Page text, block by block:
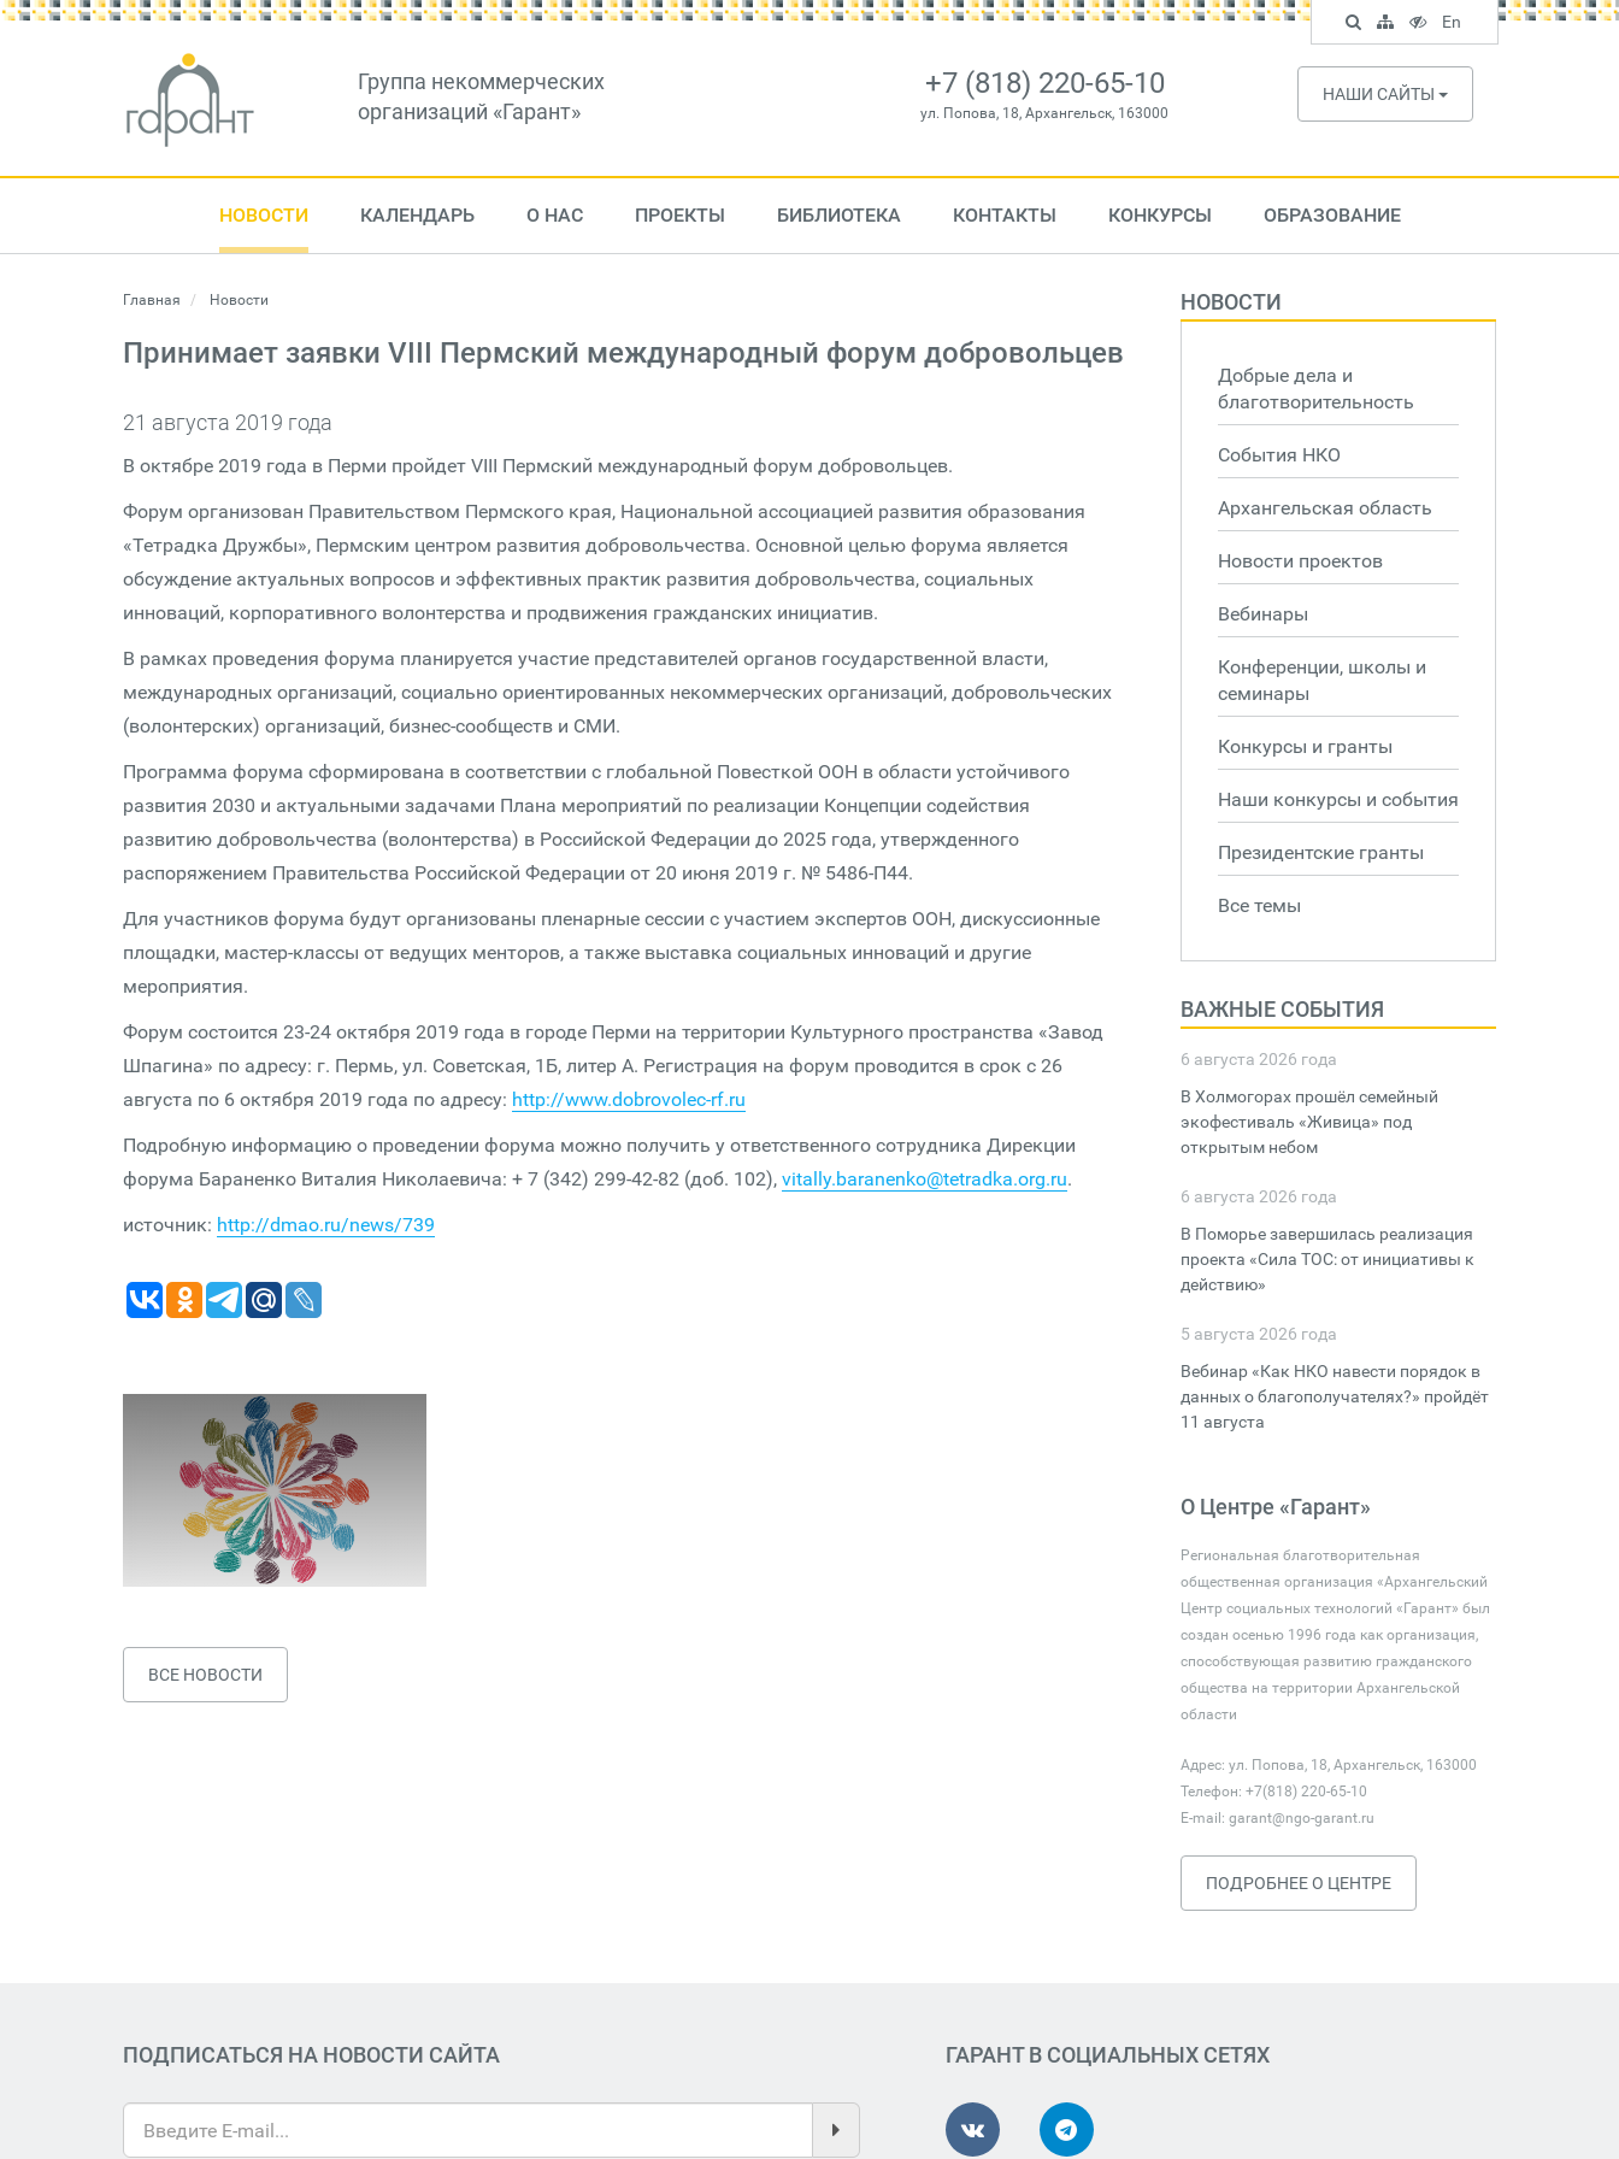
Группа некоммерческих
организаций «Гарант»
+7 (818) 220-65-10
ул. Попова, 18, Архангельск, 163000
НАШИ САЙТЫ
НОВОСТИ КАЛЕНДАРЬ О НАС ПРОЕКТЫ БИБЛИОТЕКА КОНТАКТЫ КОНКУРСЫ ОБРАЗОВАНИЕ
Главная Новости
Принимает заявки VIII Пермский международный форум добровольцев
21 августа 2019 года
В октябре 2019 года в Перми пройдет VIII Пермский международный форум добровольцев.
Форум организован Правительством Пермского края, Национальной ассоциацией развития образования
«Тетрадка Дружбы», Пермским центром развития добровольчества. Основной целью форума является
обсуждение актуальных вопросов и эффективных практик развития добровольчества, социальных
инноваций, корпоративного волонтерства и продвижения гражданских инициатив.
В рамках проведения форума планируется участие представителей органов государственной власти,
международных организаций, социально ориентированных некоммерческих организаций, добровольческих
(волонтерских) организаций, бизнес-сообществ и СМИ.
Программа форума сформирована в соответствии с глобальной Повесткой ООН в области устойчивого
развития 2030 и актуальными задачами Плана мероприятий по реализации Концепции содействия
развитию добровольчества (волонтерства) в Российской Федерации до 2025 года, утвержденного
распоряжением Правительства Российской Федерации от 20 июня 2019 г. № 5486-П44.
Для участников форума будут организованы пленарные сессии с участием экспертов ООН, дискуссионные
площадки, мастер-классы от ведущих менторов, а также выставка социальных инноваций и другие
мероприятия.
Форум состоится 23-24 октября 2019 года в городе Перми на территории Культурного пространства «Завод
Шпагина» по адресу: г. Пермь, ул. Советская, 1Б, литер А. Регистрация на форум проводится в срок с 26
августа по 6 октября 2019 года по адресу: http://www.dobrovolec-rf.ru
Подробную информацию о проведении форума можно получить у ответственного сотрудника Дирекции
форума Бараненко Виталия Николаевича: + 7 (342) 299-42-82 (доб. 102), vitally.baranenko@tetradka.org.ru.
источник: http://dmao.ru/news/739
ВСЕ НОВОСТИ
НОВОСТИ
Добрые дела и
благотворительность
События НКО
Архангельская область
Новости проектов
Вебинары
Конференции, школы и
семинары
Конкурсы и гранты
Наши конкурсы и события
Президентские гранты
Все темы
ВАЖНЫЕ СОБЫТИЯ
6 августа 2026 года
В Холмогорах прошёл семейный
экофестиваль «Живица» под
открытым небом
6 августа 2026 года
В Поморье завершилась реализация
проекта «Сила ТОС: от инициативы к
действию»
5 августа 2026 года
Вебинар «Как НКО навести порядок в
данных о благополучателях?» пройдёт
11 августа
О Центре «Гарант»
Региональная благотворительная
общественная организация «Архангельский
Центр социальных технологий «Гарант» был
создан осенью 1996 года как организация,
способствующая развитию гражданского
общества на территории Архангельской
области
Адрес: ул. Попова, 18, Архангельск, 163000
Телефон: +7(818) 220-65-10
E-mail: garant@ngo-garant.ru
ПОДРОБНЕЕ О ЦЕНТРЕ
ПОДПИСАТЬСЯ НА НОВОСТИ САЙТА ГАРАНТ В СОЦИАЛЬНЫХ СЕТЯХ
Поиск
по
сайту
Карта
сайта
Версия
для
слабовидящих
En
English